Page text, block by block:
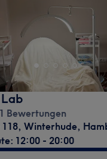
Bewertungen
, Winterhude,
12:00 - 20:00